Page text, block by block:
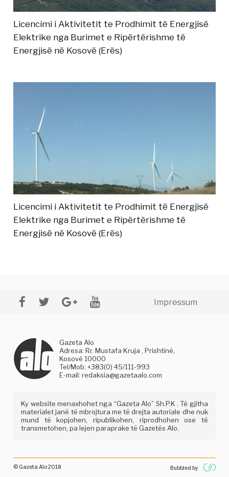
Licencimi i Aktivitetit te Prodhimit të Energjisë
Elektrike nga Burimet e Ripërtërishme të
Energjisë në Kosovë (Erës)
Licencimi i Aktivitetit te Prodhimit të Energjisë
Elektrike nga Burimet e Ripërtërishme të
Energjisë në Kosovë (Erës)
Impressum
Gazeta Alo
Adresa: Rr. Mustafa Kruja , Prishtinë,
Kosovë 10000
Tel/Mob: +383(0) 45/111-993
E-mail:redaksia@gazetaalo.com
Ky website menaxhohet nga “Gazeta Alo” Sh.P.K . Të gjitha
materialet janë të mbrojtura me të drejta autoriale dhe nuk
mund të kopjohen, ripublikohen, riprodhohen ose të
transmetohen, pa lejen paraprake të Gazetës Alo.
© Gazeta Alo 2018 Bubbled by